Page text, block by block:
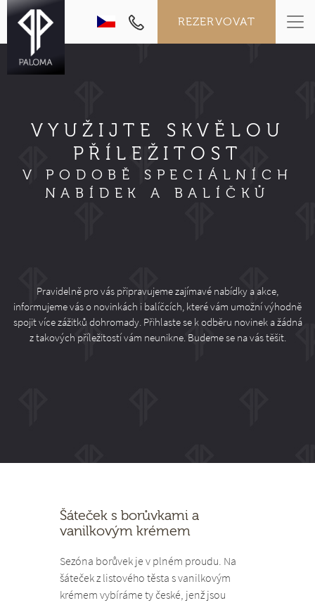
REZERVOVAT
VYUŽIJTE SKVĚLOU
PŘÍLEŽITOST
V PODOBĚ SPECIÁLNÍCH
NABÍDEK A BALÍČKŮ
Pravidelně pro vás připravujeme zajímavé nabídky a akce,
informujeme vás o novinkách i balíčcích, které vám umožní výhodně
spojit více zážitků dohromady. Přihlaste se k odběru novinek a žádná
z takových příležitostí vám neunikne. Budeme se na vás těšit.
Šáteček s borůvkami a
vanilkovým krémem
Sezóna borůvek je v plném proudu. Na
šáteček z listového těsta s vanilkovým
krémem vybíráme ty české, jenž jsou